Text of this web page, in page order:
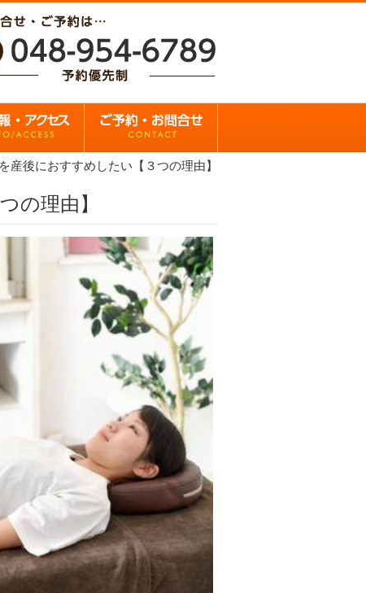
産後におすすめしたい【３つの理由】
の理由】